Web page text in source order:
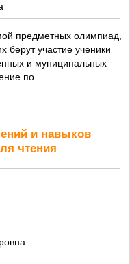
предметных олимпиад,
берут участие ученики
и муниципальных
по
и навыков
чтения